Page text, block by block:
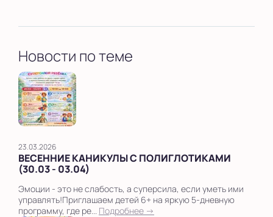
Новости по теме
23.03.2026
ВЕСЕННИЕ КАНИКУЛЫ С ПОЛИГЛОТИКАМИ
(30.03 - 03.04)
Эмоции - это не слабость, а суперсила, если уметь ими
управлять!Приглашаем детей 6+ на яркую 5-дневную
программу, где ре... Подробнее →